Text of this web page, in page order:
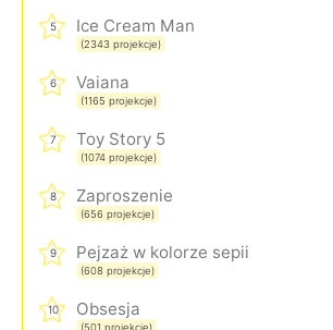
5 Ice Cream Man
(2343 projekcje)
6 Vaiana
(1165 projekcje)
7 Toy Story 5
(1074 projekcje)
8 Zaproszenie
(656 projekcje)
9 Pejzaż w kolorze sepii
(608 projekcje)
10 Obsesja
(501 projekcje)